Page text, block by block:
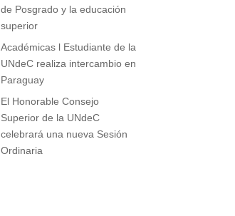
de Posgrado y la educación
superior
Académicas l Estudiante de la
UNdeC realiza intercambio en
Paraguay
El Honorable Consejo
Superior de la UNdeC
celebrará una nueva Sesión
Ordinaria